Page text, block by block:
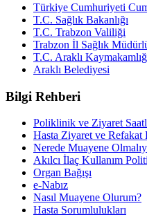
Türkiye Cumhuriyeti
T.C. Sağlık Bakanlığı
T.C. Trabzon Valiliği
Trabzon İl Sağlık
T.C. Araklı
Araklı Belediyesi
Bilgi Rehberi
Poliklinik ve Ziyaret
Hasta Ziyaret ve Refakat
Nerede Muayene
Akılcı İlaç Kullanım
Organ Bağışı
e-Nabız
Nasıl Muayene Olurum?
Hasta Sorumlulukları